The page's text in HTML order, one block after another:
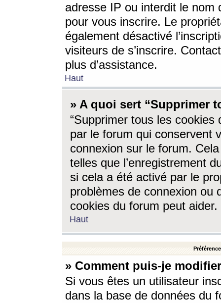
adresse IP ou interdit le nom
pour vous inscrire. Le
également désactivé
visiteurs de s’inscrire.
plus d’assistance.
Haut
» A quoi sert “Supprimer
“Supprimer tous les cookies
par le forum qui conservent
connexion sur le forum.
telles que l’enregistrement
si cela a été activé par le
problèmes de connexion ou
cookies du forum peut aider.
Haut
» Comment puis-je
Si vous êtes un utilisateur
dans la base de données du